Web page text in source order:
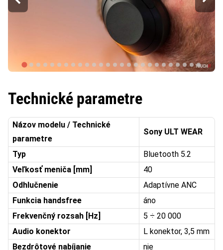
Technické parametre
Názov modelu / Technické
parametre
Sony ULT WEAR
Typ
Bluetooth 5.2
Veľkosť meniča [mm]
40
Odhlučnenie
Adaptívne ANC
Funkcia handsfree
áno
Frekvenčný rozsah [Hz]
5 ÷ 20 000
Audio konektor
L konektor, 3,5 mm
Bezdrôtové nabíjanie
nie